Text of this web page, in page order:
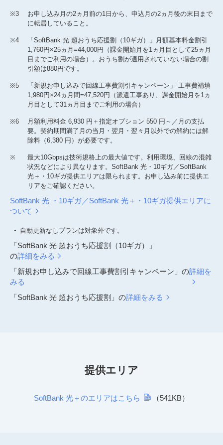
※3
お申し込み月の2ヵ月前の1日から、申込月の2ヵ月後の末日まで
に転居していること。
※4
「SoftBank 光 超おうち応援割（10ギガ）」月額基本料金割引
1,760円×25ヵ月=44,000円（課金開始月を1ヵ月目として25ヵ月
目までご利用の場合）。おうち割が適用されていない場合の割
引額は880円です。
※5
「新規お申し込みで回線工事費割引キャンペーン」 工事費補填
1,980円×24ヵ月間=47,520円（派遣工事あり、課金開始月を1ヵ
月目として31ヵ月目までご利用の場合）
※6
月額利用料金 6,930 円＋指定オプション 550 円～／月の支払
要。契約期間満了月の当月・翌月・翌々月以外での解約には解
除料（6,380 円）が必要です。
※
最大10Gbpsは技術規格上の最大値です。利用環境、回線の混雑
状況などにより異なります。SoftBank 光・10ギガ／SoftBank
光＋・10ギガ提供エリアは限られます。お申し込み前に提供エ
リアをご確認ください。
SoftBank 光 ・10ギガ／SoftBank 光＋・10ギガ提供エリアに
ついて
自動更新なしプランは対象外です。
「SoftBank 光 超おうち応援割（10ギガ）」
の詳細をみる
「新規お申し込みで回線工事費割引キャンペーン」の詳細を
みる
「SoftBank 光 超おうち応援割」の詳細をみる
提供エリア
SoftBank 光＋のエリアはこちら （541KB）